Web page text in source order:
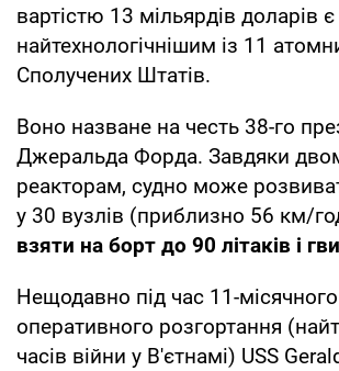
вартістю 13 мільярдів доларів
найтехнологічнішим із 11
Сполучених Штатів.
Воно назване на честь 38-го
Джеральда Форда. Завдяки
реакторам, судно може
у 30 вузлів (приблизно 56 км/
взяти на борт до 90 літаків і
Нещодавно під час 11-місячного
оперативного розгортання
часів війни у ​​В'єтнамі) USS